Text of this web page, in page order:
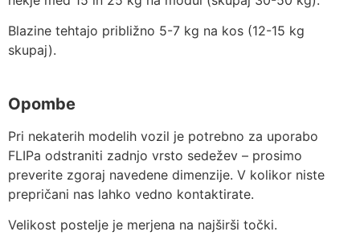
Blazine tehtajo približno 5-7 kg na kos (12-15 kg
skupaj).
Opombe
Pri nekaterih modelih vozil je potrebno za uporabo
FLIPa odstraniti zadnjo vrsto sedežev – prosimo
preverite zgoraj navedene dimenzije. V kolikor niste
prepričani nas lahko vedno kontaktirate.
Velikost postelje je merjena na najširši točki.